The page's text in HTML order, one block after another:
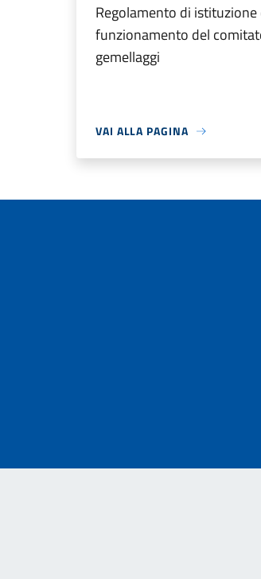
Regolamento di istituzione
funzionamento del
gemellaggi
VAI ALLA PAGINA